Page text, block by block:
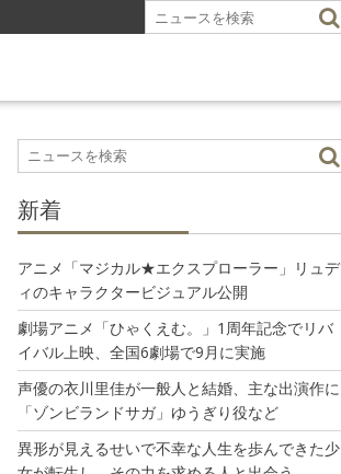
新着
アニメ「マジカル★エクスプローラー」リュデ
ィのキャラクタービジュアル公開
劇場アニメ「ひゃくえむ。」1周年記念でリバ
イバル上映、全国6劇場で9月に実施
声優の衣川里佳が一般人と結婚、主な出演作に
「ゾンビランドサガ」ゆうぎり役など
異形が見えるせいで不幸な人生を歩んできた少